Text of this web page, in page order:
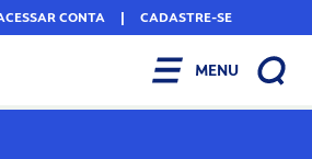
CONTA | CADASTRE-SE
MENU